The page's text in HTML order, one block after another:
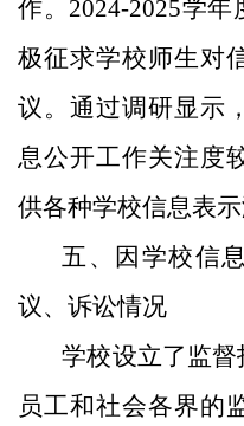
作。2024-2025学
极征求学校师生对
议。通过调研显示
息公开工作关注度
供各种学校信息表示
五、因学校信
议、诉讼情况
学校设立了监
员工和社会各界的